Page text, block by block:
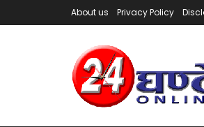
About us Privacy Policy